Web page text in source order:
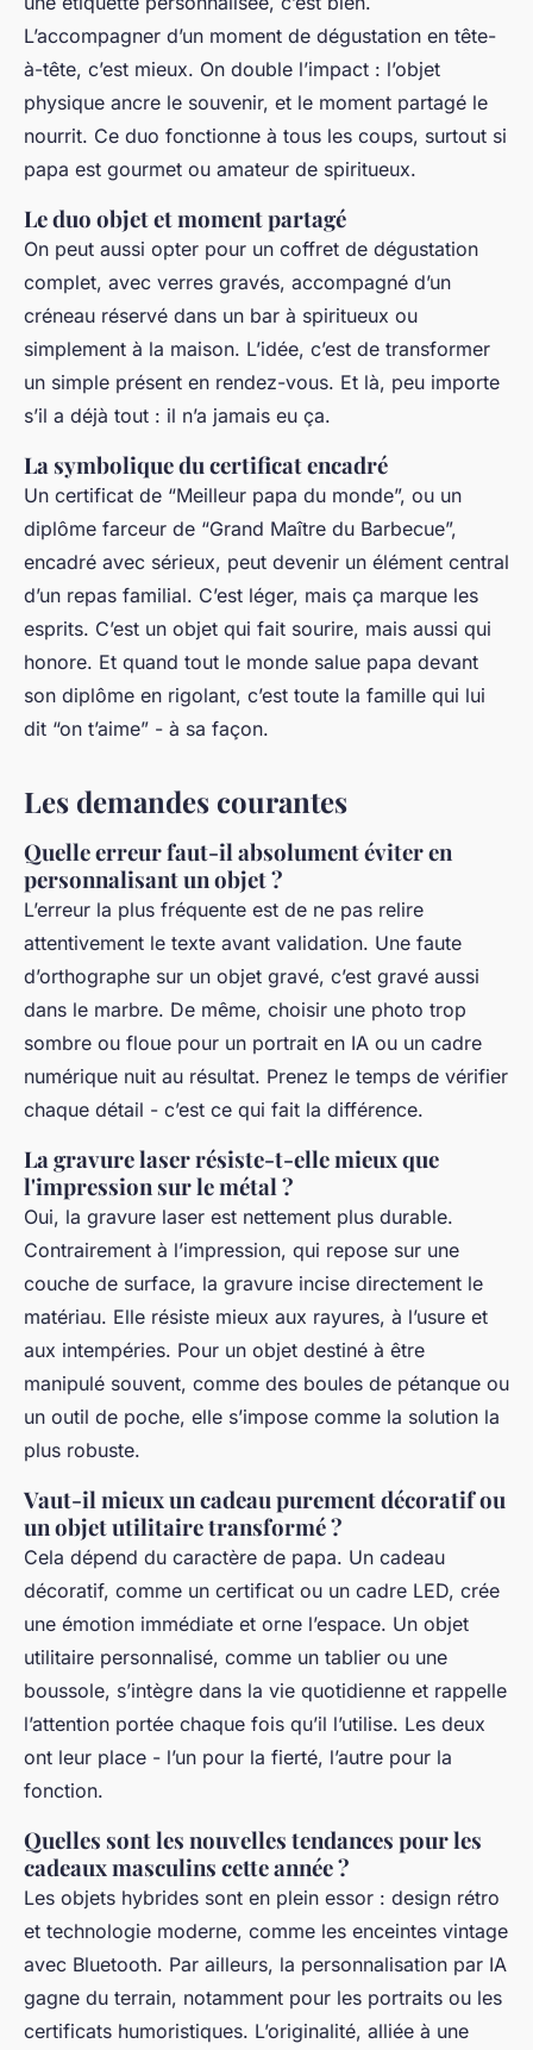
L’accompagner d’un moment de dégustation en tête-
à-tête, c’est mieux. On double l’impact : l’objet
physique ancre le souvenir, et le moment partagé le
nourrit. Ce duo fonctionne à tous les coups, surtout si
papa est gourmet ou amateur de spiritueux.
Le duo objet et moment partagé
On peut aussi opter pour un coffret de dégustation
complet, avec verres gravés, accompagné d’un
créneau réservé dans un bar à spiritueux ou
simplement à la maison. L’idée, c’est de transformer
un simple présent en rendez-vous. Et là, peu importe
s’il a déjà tout : il n’a jamais eu ça.
La symbolique du certificat encadré
Un certificat de “Meilleur papa du monde”, ou un
diplôme farceur de “Grand Maître du Barbecue”,
encadré avec sérieux, peut devenir un élément central
d’un repas familial. C’est léger, mais ça marque les
esprits. C’est un objet qui fait sourire, mais aussi qui
honore. Et quand tout le monde salue papa devant
son diplôme en rigolant, c’est toute la famille qui lui
dit “on t’aime” - à sa façon.
Les demandes courantes
Quelle erreur faut-il absolument éviter en
personnalisant un objet ?
L’erreur la plus fréquente est de ne pas relire
attentivement le texte avant validation. Une faute
d’orthographe sur un objet gravé, c’est gravé aussi
dans le marbre. De même, choisir une photo trop
sombre ou floue pour un portrait en IA ou un cadre
numérique nuit au résultat. Prenez le temps de vérifier
chaque détail - c’est ce qui fait la différence.
La gravure laser résiste-t-elle mieux que
l'impression sur le métal ?
Oui, la gravure laser est nettement plus durable.
Contrairement à l’impression, qui repose sur une
couche de surface, la gravure incise directement le
matériau. Elle résiste mieux aux rayures, à l’usure et
aux intempéries. Pour un objet destiné à être
manipulé souvent, comme des boules de pétanque ou
un outil de poche, elle s’impose comme la solution la
plus robuste.
Vaut-il mieux un cadeau purement décoratif ou
un objet utilitaire transformé ?
Cela dépend du caractère de papa. Un cadeau
décoratif, comme un certificat ou un cadre LED, crée
une émotion immédiate et orne l’espace. Un objet
utilitaire personnalisé, comme un tablier ou une
boussole, s’intègre dans la vie quotidienne et rappelle
l’attention portée chaque fois qu’il l’utilise. Les deux
ont leur place - l’un pour la fierté, l’autre pour la
fonction.
Quelles sont les nouvelles tendances pour les
cadeaux masculins cette année ?
Les objets hybrides sont en plein essor : design rétro
et technologie moderne, comme les enceintes vintage
avec Bluetooth. Par ailleurs, la personnalisation par IA
gagne du terrain, notamment pour les portraits ou les
certificats humoristiques. L’originalité, alliée à une